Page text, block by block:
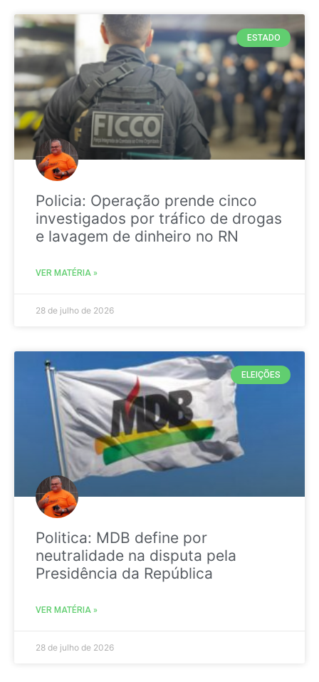
ESTADO
Policia: Operação prende cinco
investigados por tráfico de drogas
e lavagem de dinheiro no RN
VER MATÉRIA »
28 de julho de 2026
ELEIÇÕES
Politica: MDB define por
neutralidade na disputa pela
Presidência da República
VER MATÉRIA »
28 de julho de 2026